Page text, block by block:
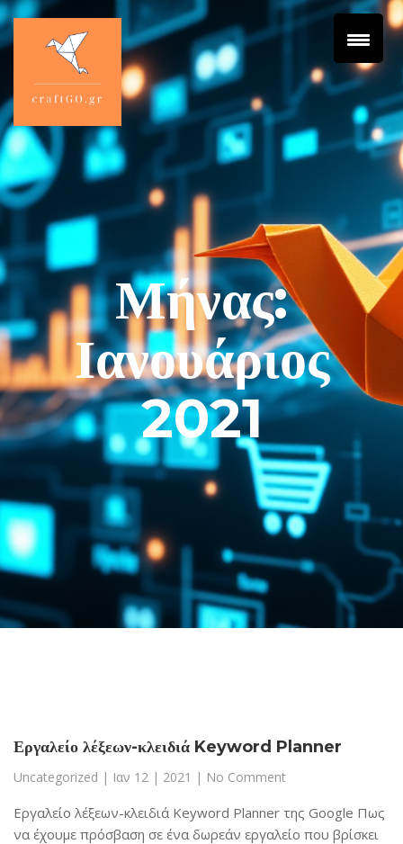
Μήνας:
Ιανουάριος
2021
Εργαλείο λέξεων-κλειδιά Keyword Planner
Uncategorized | Ιαν 12 | 2021 | No Comment
Εργαλείο λέξεων-κλειδιά Keyword Planner της Google Πως
να έχουμε πρόσβαση σε ένα δωρεάν εργαλείο που βρίσκει